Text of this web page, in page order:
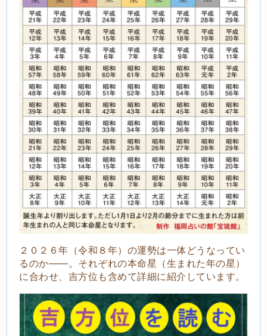
２０２６年（令和８年）の運勢は一体どうなってい
るのか――。それぞれの本命星（生まれた年の星）
に合わせ、吉方位も含めて詳細に紹介しています。